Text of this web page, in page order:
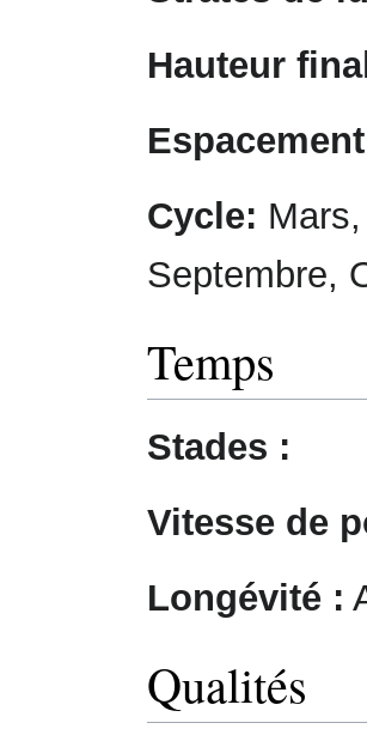
Hauteur
Cycle:
Septembre,
Temps
Stades :
Vitesse de
Longévité :
Qualités